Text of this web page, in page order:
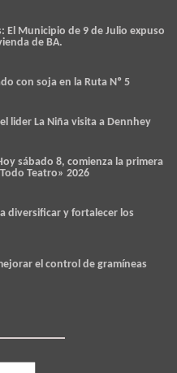
Municipio de 9 de Julio expuso
de BA.
con soja en la Ruta Nº 5
lider La Niña visita a Dennhey
sábado 8, comienza la primera
Teatro» 2026
diversificar y fortalecer los
el control de gramíneas